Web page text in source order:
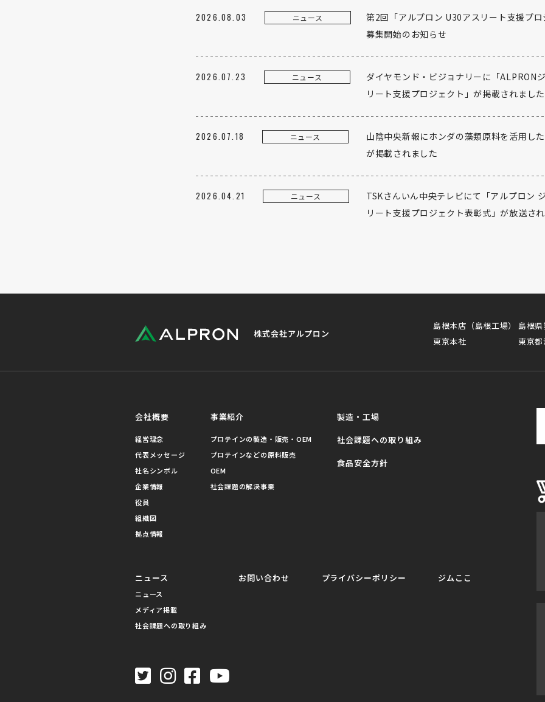
2026.08.03 ニュース
第2回「アルプロン U30アスリート支援プロ
募集開始のお知らせ
2026.07.23 ニュース
ダイヤモンド・ビジョナリーに「ALPRON
リート支援プロジェクト」が掲載されました
2026.07.18 ニュース
山陰中央新報にホンダの藻類原料を活用し
が掲載されました
2026.04.21 ニュース
TSKさんいん中央テレビにて「アルプロン
リート支援プロジェクト表彰式」が放送さ
株式会社アルプロン
島根本店（島根工場）
島根
東京本社
東京
会社概要
経営理念
代表メッセージ
社名シンボル
企業情報
役員
組織図
拠点情報
事業紹介
プロテインの製造・販売・OEM
プロテインなどの原料販売
OEM
社会課題の解決事業
製造・工場
社会課題への取り組み
食品安全方針
ニュース
ニュース
メディア掲載
社会課題への取り組み
お問い合わせ プライバシーポリシー ジムここ